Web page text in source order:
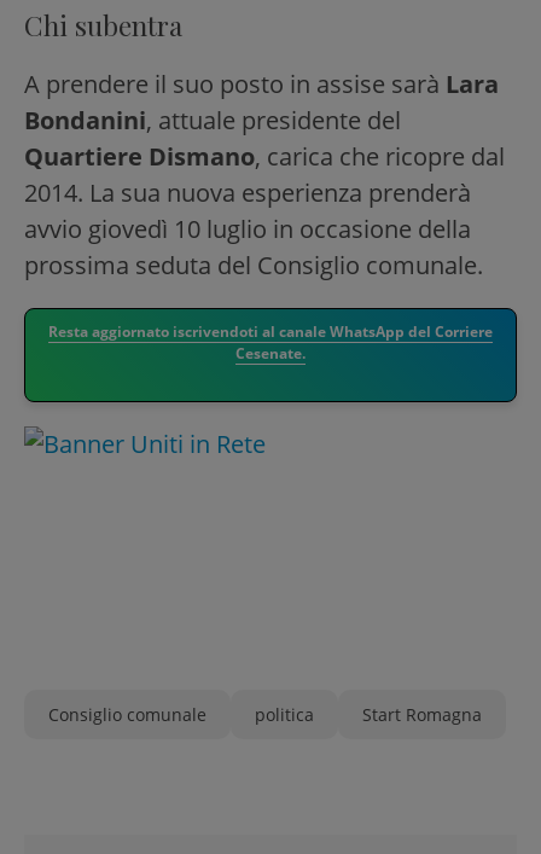
Chi subentra
A prendere il suo posto in assise sarà Lara
Bondanini, attuale presidente del
Quartiere Dismano, carica che ricopre dal
2014. La sua nuova esperienza prenderà
avvio giovedì 10 luglio in occasione della
prossima seduta del Consiglio comunale.
Resta aggiornato iscrivendoti al canale WhatsApp del Corriere
Cesenate.
Consiglio comunale politica Start Romagna